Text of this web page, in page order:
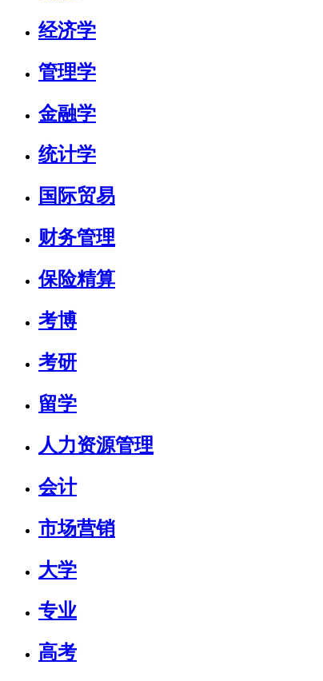
经济学
管理学
金融学
统计学
国际贸易
财务管理
保险精算
考博
考研
留学
人力资源管理
会计
市场营销
大学
专业
高考